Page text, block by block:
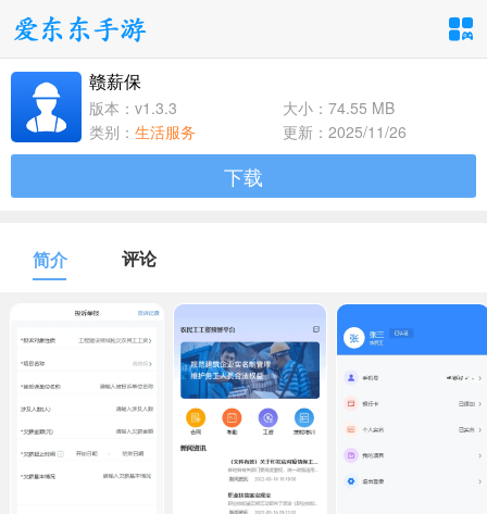
手游分类
卡牌回合
1百+款手游
1百+款手游
冒险解谜
1百+款手游
模拟经营
1百+款手游
音乐舞蹈
1百+款手游
儿童教育
1百+款手游
赣薪保
版本：v1.3.3
大小：74.55 MB
类别： 生活服务 更新：2025/11/26
下载
简介 评论